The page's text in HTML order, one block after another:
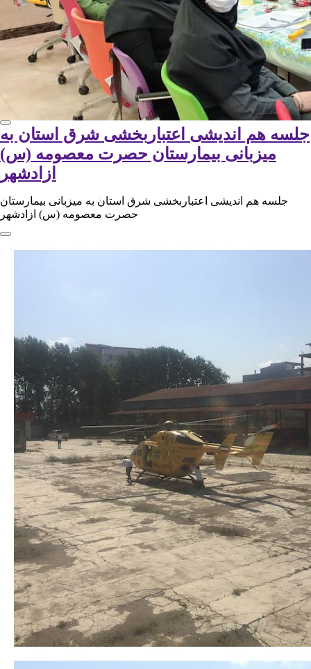
جلسه هم اندیشی اعتباربخشی شرق استان به
میزبانی بیمارستان حصرت معصومه (س)
ازادشهر
جلسه هم اندیشی اعتباربخشی شرق استان به میزبانی بیمارستان
حصرت معصومه (س) ازادشهر